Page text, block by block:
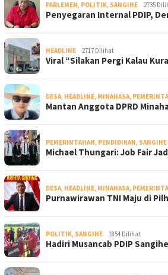
PARLEMEN, POLITIK, SANGIHE 2735
Penyegaran Internal PDIP,
HEADLINE 2717 Dilihat
Viral “Silakan Pergi Kalau
DESA, HEADLINE, MINAHASA,
Mantan Anggota DPRD
PEMERINTAHAN, PENDIDIKAN, SANGIHE
Michael Thungari: Job Fair
DESA, HEADLINE, MINAHASA,
Purnawirawan TNI Maju di
POLITIK, SANGIHE 1854 Dilihat
Hadiri Musancab PDIP